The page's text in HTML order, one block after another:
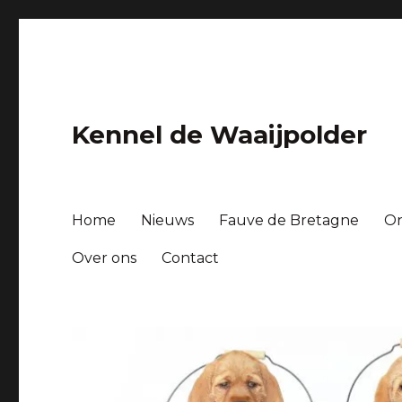
Kennel de Waaijpolder
Home Nieuws Fauve de Bretagne
Over ons Contact